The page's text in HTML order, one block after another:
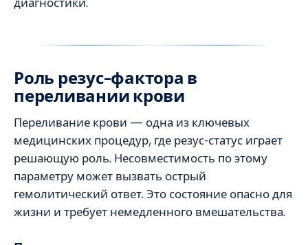
Роль резус-фактора в
переливании крови
Переливание крови — одна из ключевых
медицинских процедур, где резус-статус играет
решающую роль. Несовместимость по этому
параметру может вызвать острый
гемолитический ответ. Это состояние опасно для
жизни и требует немедленного вмешательства.